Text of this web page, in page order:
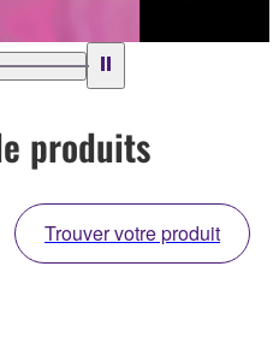
produits
Trouver votre produit